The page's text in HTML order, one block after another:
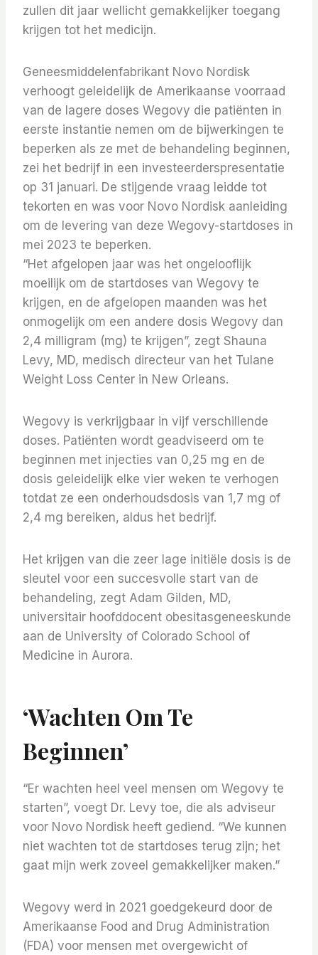
zullen dit jaar wellicht gemakkelijker toegang
krijgen tot het medicijn.
Geneesmiddelenfabrikant Novo Nordisk
verhoogt geleidelijk de Amerikaanse voorraad
van de lagere doses Wegovy die patiënten in
eerste instantie nemen om de bijwerkingen te
beperken als ze met de behandeling beginnen,
zei het bedrijf in een investeerderspresentatie
op 31 januari. De stijgende vraag leidde tot
tekorten en was voor Novo Nordisk aanleiding
om de levering van deze Wegovy-startdoses in
mei 2023 te beperken.
“Het afgelopen jaar was het ongelooflijk
moeilijk om de startdoses van Wegovy te
krijgen, en de afgelopen maanden was het
onmogelijk om een ​​andere dosis Wegovy dan
2,4 milligram (mg) te krijgen”, zegt Shauna
Levy, MD, medisch directeur van het Tulane
Weight Loss Center in New Orleans.
Wegovy is verkrijgbaar in vijf verschillende
doses. Patiënten wordt geadviseerd om te
beginnen met injecties van 0,25 mg en de
dosis geleidelijk elke vier weken te verhogen
totdat ze een onderhoudsdosis van 1,7 mg of
2,4 mg bereiken, aldus het bedrijf.
Het krijgen van die zeer lage initiële dosis is de
sleutel voor een succesvolle start van de
behandeling, zegt Adam Gilden, MD,
universitair hoofddocent obesitasgeneeskunde
aan de University of Colorado School of
Medicine in Aurora.
‘Wachten Om Te
Beginnen’
“Er wachten heel veel mensen om Wegovy te
starten”, voegt Dr. Levy toe, die als adviseur
voor Novo Nordisk heeft gediend. “We kunnen
niet wachten tot de startdoses terug zijn; het
gaat mijn werk zoveel gemakkelijker maken.”
Wegovy werd in 2021 goedgekeurd door de
Amerikaanse Food and Drug Administration
(FDA) voor mensen met overgewicht of